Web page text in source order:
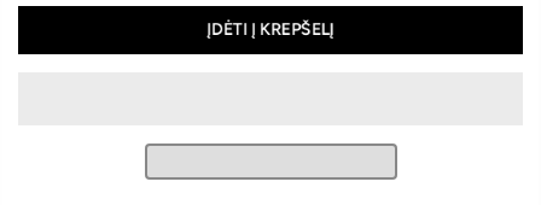
ĮDĖTI Į KREPŠELĮ